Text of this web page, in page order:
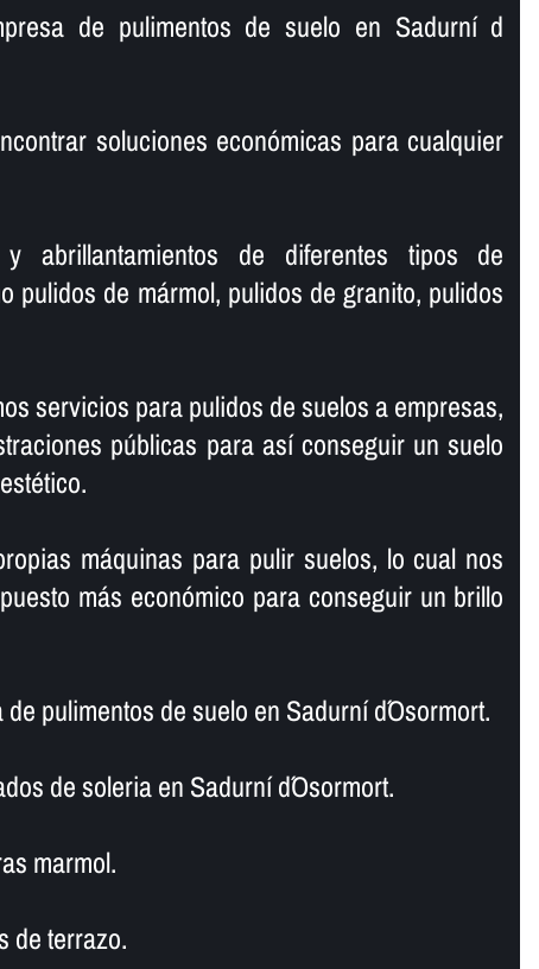
de pulimentos de suelo en Sadurní d
soluciones económicas para cualquier
y abrillantamientos de diferentes tipos de
pulidos de mármol, pulidos de granito, pulidos
servicios para pulidos de suelos a empresas,
públicas para así­ conseguir un suelo
máquinas para pulir suelos, lo cual nos
más económico para conseguir un brillo
pulimentos de suelo en Sadurní d´Osormort.
de soleria en Sadurní d´Osormort.
marmol.
de terrazo.